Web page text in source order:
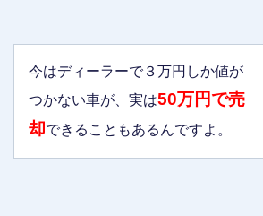
今はディーラーで３万円しか値が
つかない車が、実は50万円で売
却できることもあるんですよ。